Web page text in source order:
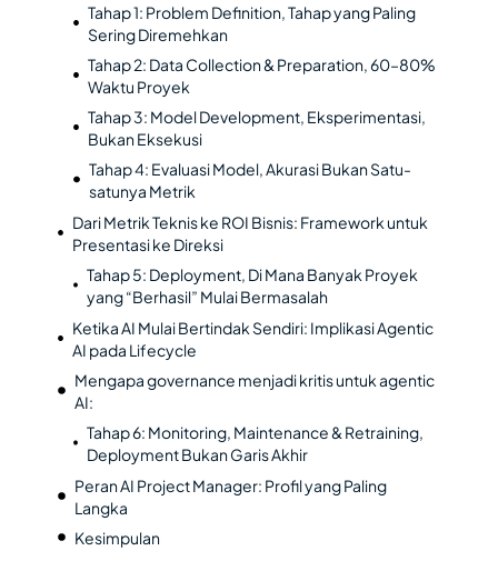
Tahap 1: Problem Definition, Tahap yang Paling
Sering Diremehkan
Tahap 2: Data Collection & Preparation, 60–80%
Waktu Proyek
Tahap 3: Model Development, Eksperimentasi,
Bukan Eksekusi
Tahap 4: Evaluasi Model, Akurasi Bukan Satu-
satunya Metrik
Dari Metrik Teknis ke ROI Bisnis: Framework untuk
Presentasi ke Direksi
Tahap 5: Deployment, Di Mana Banyak Proyek
yang “Berhasil” Mulai Bermasalah
Ketika AI Mulai Bertindak Sendiri: Implikasi Agentic
AI pada Lifecycle
Mengapa governance menjadi kritis untuk agentic
AI:
Tahap 6: Monitoring, Maintenance & Retraining,
Deployment Bukan Garis Akhir
Peran AI Project Manager: Profil yang Paling
Langka
Kesimpulan